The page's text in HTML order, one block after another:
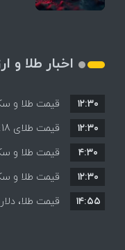
اخبار طلا و
همه قیمت ها
۱۲:۳۰
قیمت + جدول
۱۲:۳۰
قیمت طلا و سکه شنبه 17
۴:۳۰
قیمت ها+
۱۲:۳۰
۱۴:۵۵